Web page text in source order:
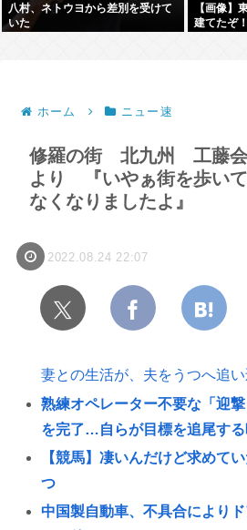
八村、ネトウヨから差別を受けて
いた
【画像】
建てたぞ！
ホーム ニュー速
修羅の街 北九州 工藤会
より 『いやぁ街を歩い
なくなりましたよ』
2022.08.24 22:07
妻との生活が、夫をうつへ追
熟練オペレーター不要な「迎
を完了…自らが目標を追尾する
【競馬】凄いんだけど求めて
つ
中国製自動車、不具合により